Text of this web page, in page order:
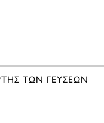
ΤΩΝ ΓΕΥΣΕΩΝ